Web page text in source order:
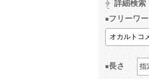
詳細検索
フリーワ
長さ